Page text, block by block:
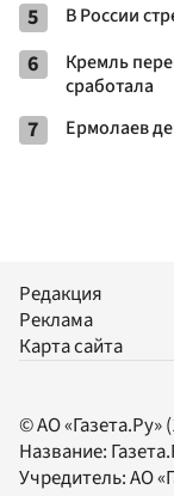
5 В России
6
Кремль
сработала
7 Ермолаев
Редакция
Реклама
Карта сайта
© АО «Газета.Ру»
Название:
Учредитель:АО